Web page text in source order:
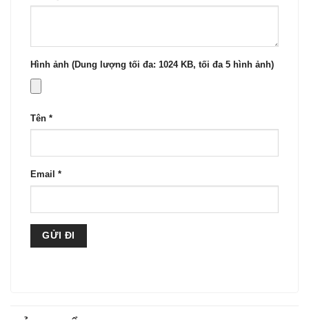
Hình ảnh (Dung lượng tối đa: 1024 KB, tối đa 5 hình ảnh)
Tên *
Email *